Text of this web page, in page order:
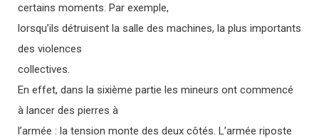
certains moments. Par exemple,
lorsqu’ils détruisent la salle des machines, la plus importants
des violences
collectives.
En effet, dans la sixième partie les mineurs ont commencé
à lancer des pierres à
l’armée : la tension monte des deux côtés. L’armée riposte